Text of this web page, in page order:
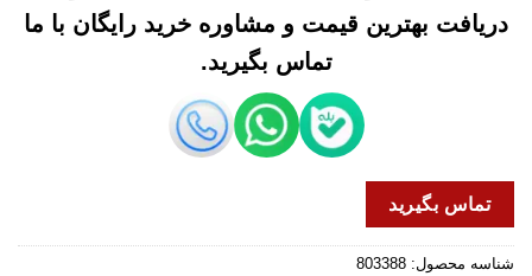
دریافت بهترین قیمت و مشاوره خرید رایگان با ما
تماس بگیرید.
تماس بگیرید
شناسه محصول: 803388